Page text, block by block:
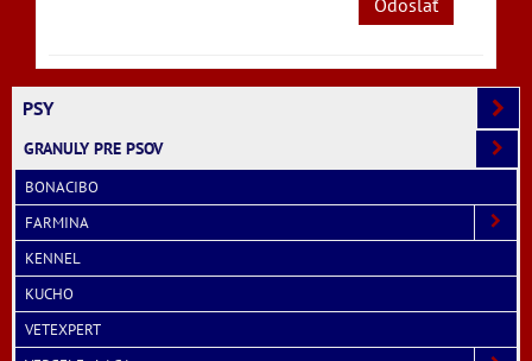
PSY
GRANULY PRE PSOV
BONACIBO
FARMINA
KENNEL
KUCHO
VETEXPERT